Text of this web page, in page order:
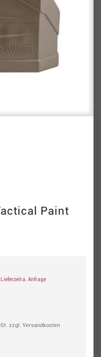
Paint
a. Anfrage
zzgl. Versandkosten